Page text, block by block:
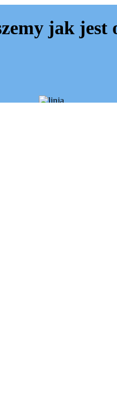
jak jest